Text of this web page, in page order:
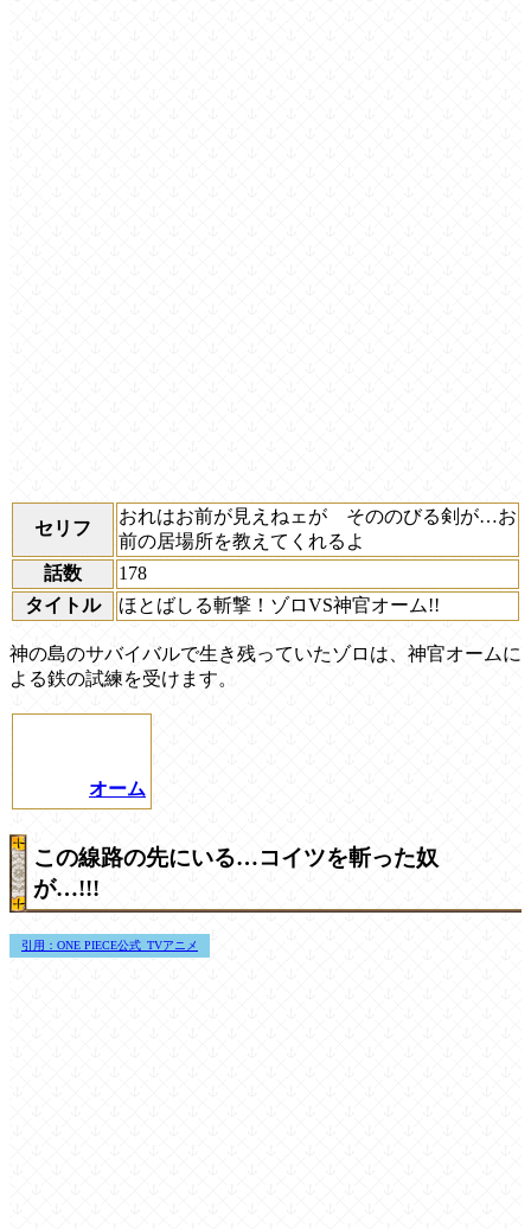
セリフ
おれはお前が見えねェが そののびる剣が…お
前の居場所を教えてくれるよ
話数
178
タイトル
ほとばしる斬撃！ゾロVS神官オーム!!
神の島のサバイバルで生き残っていたゾロは、神官オームに
よる鉄の試練を受けます。
オーム
この線路の先にいる…コイツを斬った奴
が…!!!
引用：ONE PIECE公式_TVアニメ